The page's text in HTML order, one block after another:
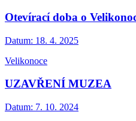
Otevírací doba o
Datum: 18. 4. 2025
Velikonoce
UZAVŘENÍ MUZEA
Datum: 7. 10. 2024